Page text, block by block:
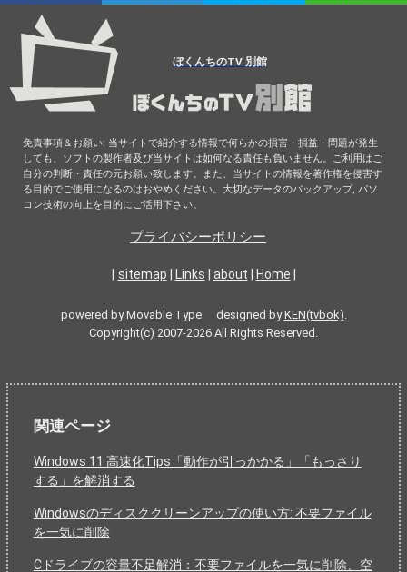
ぼくんちのTV 別館
免責事項＆お願い: 当サイトで紹介する情報で何らかの損害・損益・問題が発生
しても、ソフトの製作者及び当サイトは如何なる責任も負いません。ご利用はご
自分の判断・責任の元お願い致します。また、当サイトの情報を著作権を侵害す
る目的でご使用になるのはおやめください。大切なデータのバックアップ, パソ
コン技術の向上を目的にご活用下さい。
プライバシーポリシー
sitemap Links about Home
powered by Movable Type designed byKEN(tvbok)
Copyright(c) 2007-2026 All Rights Reserved.
関連ページ
Windows 11 高速化Tips「動作が引っかかる」「もっさり
する」を解消する
Windowsのディスククリーンアップの使い方: 不要ファイル
を一気に削除
Cドライブの容量不足解消：不要ファイルを一気に削除、空